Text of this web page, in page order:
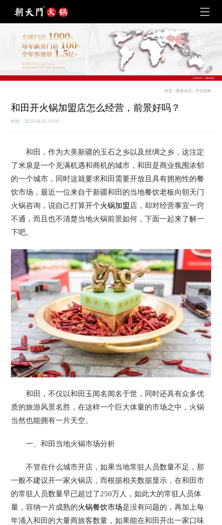
首页 >最新动态> 开店指南
和田开火锅加盟店怎么经营，前景好吗？
时间：2020-06-01 10:03
和田，作为大美新疆的玉石之乡以及丝绸之乡，这注定
了米泉是一个充满机遇和商机的城市，和田是商业氛围浓郁
的一个城市，同时这就要求和田需要开放且具有拥抱性的餐
饮市场，最近一位来自于新疆和田的当地餐饮老板向朝天门
火锅咨询，说自己打算开个火锅加盟店，却对经营事宜一窍
不通，而且也不清楚当地火锅前景如何，下面一起来了解一
下吧。
和田，不仅以和田玉闻名闻名于世，同时还具有众多优
质的旅游风景名胜，在这样一个巨大体量的市场之中，火锅
当然也能拥有一片天空。
一、和田当地火锅市场分析
不管在什么城市开店，如果当地常驻人员数量不足，那
一般不建议开一家火锅店，而根据相关数据显示，在和田市
的常驻人员数量早已超过了250万人，如此大的常驻人员体
量，容纳一片成熟的火锅餐饮市场是没有问题的，再加上每
年涌入和田的大量商旅客数量，如果能在和田开出一家口味